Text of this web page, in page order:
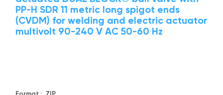
PP-H SDR 11 metric long spigot ends
(CVDM) for welding and electric actuator
multivolt 90-240 V AC 50-60 Hz